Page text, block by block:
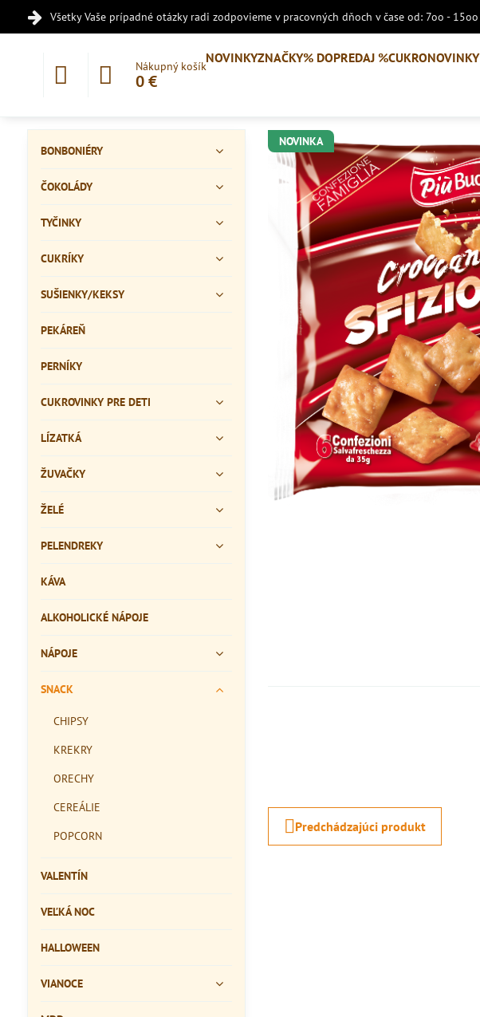
Všetky Vaše prípadné otázky radi zodpovieme v pracovných dňoch v čase od: 7oo - 15oo
Nákupný košík
0 €
NOVINKYZNAČKY% DOPREDAJ %CUKRONOVINKY
NOVINKA
Predchádzajúci produkt
BONBONIÉRY
ČOKOLÁDY
TYČINKY
CUKRÍKY
SUŠIENKY/KEKSY
PEKÁREŇ
PERNÍKY
CUKROVINKY PRE DETI
LÍZATKÁ
ŽUVAČKY
ŽELÉ
PELENDREKY
KÁVA
ALKOHOLICKÉ NÁPOJE
NÁPOJE
SNACK
CHIPSY
KREKRY
ORECHY
CEREÁLIE
POPCORN
VALENTÍN
VEĽKÁ NOC
HALLOWEEN
VIANOCE